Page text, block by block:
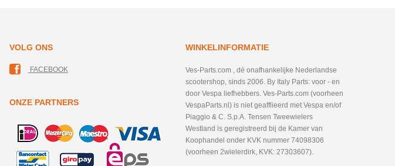
VOLG ONS
FACEBOOK
ONZE PARTNERS
WINKELINFORMATIE
Ves-Parts.com , dé onafhankelijke Nederlandse
scootershop, sinds 2006. By Italy Parts: voor - en
door Vespa liefhebbers. Ves-Parts.com (voorheen
VespaParts.nl) is niet geafflieerd met Vespa en/of
Piaggio & C. S.p.A. Tensen Tweewielers
Westland is geregistreerd bij de Kamer van
Koophandel onder KVK nummer 74098306
(voorheen 2wielerdirk, KVK: 27303607).